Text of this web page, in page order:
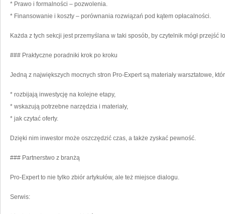
* Prawo i formalności – pozwolenia.
* Finansowanie i koszty – porównania rozwiązań pod kątem opłacalności.
Każda z tych sekcji jest przemyślana w taki sposób, by czytelnik mógł przejść
### Praktyczne poradniki krok po kroku
Jedną z największych mocnych stron Pro-Expert są materiały warsztatowe,
* rozbijają inwestycję na kolejne etapy,
* wskazują potrzebne narzędzia i materiały,
* jak czytać oferty.
Dzięki nim inwestor może oszczędzić czas, a także zyskać pewność.
### Partnerstwo z branżą
Pro-Expert to nie tylko zbiór artykułów, ale też miejsce dialogu.
Serwis: